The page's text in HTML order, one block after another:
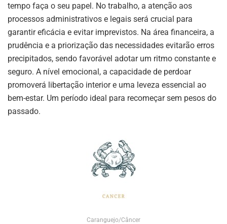
tempo faça o seu papel. No trabalho, a atenção aos
processos administrativos e legais será crucial para
garantir eficácia e evitar imprevistos. Na área financeira, a
prudência e a priorização das necessidades evitarão erros
precipitados, sendo favorável adotar um ritmo constante e
seguro. A nível emocional, a capacidade de perdoar
promoverá libertação interior e uma leveza essencial ao
bem-estar. Um período ideal para recomeçar sem pesos do
passado.
Caranguejo/Câncer